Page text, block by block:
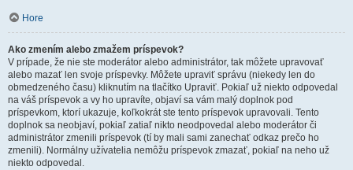
Hore
Ako zmením alebo zmažem príspevok?
V prípade, že nie ste moderátor alebo administrátor, tak môžete upravovať
alebo mazať len svoje príspevky. Môžete upraviť správu (niekedy len do
obmedzeného času) kliknutím na tlačítko Upraviť. Pokiaľ už niekto odpovedal
na váš príspevok a vy ho upravíte, objaví sa vám malý doplnok pod
príspevkom, ktorí ukazuje, koľkokrát ste tento príspevok upravovali. Tento
doplnok sa neobjaví, pokiaľ zatiaľ nikto neodpovedal alebo moderátor či
administrátor zmenili príspevok (tí by mali sami zanechať odkaz prečo ho
zmenili). Normálny užívatelia nemôžu príspevok zmazať, pokiaľ na neho už
niekto odpovedal.